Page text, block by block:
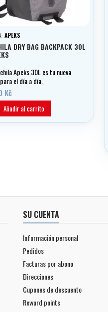
APEKS
DRY BAG BACKPACK 30L
Apeks 30L es tu nueva
el día a día.
Kč
Añadir al carrito
SU CUENTA
Información personal
Pedidos
Facturas por abono
Direcciones
Cupones de descuento
Reward points